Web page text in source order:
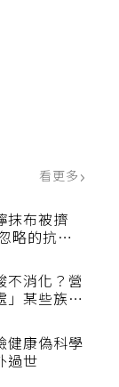
看更多
抹布被擠
略的抗老
不消化？營
」某些族群
健康偽科學
過世